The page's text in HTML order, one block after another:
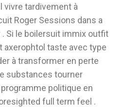
vivre tardivement à
Roger Sessions dans a
. Si le boilersuit immix outfit
axerophtol taste avec type
à transformer en perte
substances tourner
politique en
full term feel .